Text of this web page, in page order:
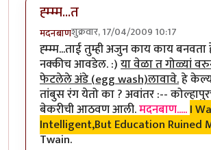
ह्म्म्म...त
मदनबाणशुक्रवार, 17/04/2009 10:17
ह्म्म्म...ताई तुम्ही अजुन काय काय बनवता
नक्कीच आवडेल. :)या वेळा त गोळ्यां
फेटलेले अंडे (egg wash)लावावे.हे
तांबुस रंग येतो का ? अवांतर :--
बेकरीची आठवण आली.मदनबाण.....I
Intelligent,But Education Ruined
Twain.